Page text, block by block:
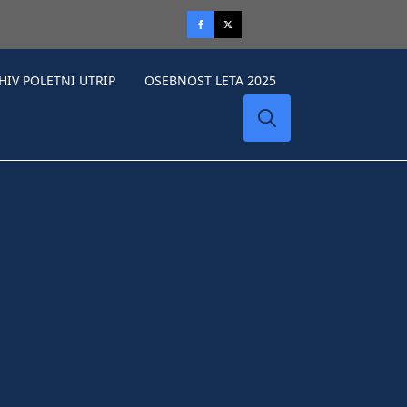
POLETNI UTRIP OSEBNOST LETA 2025